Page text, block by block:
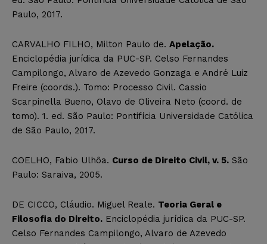
Paulo, 2017.
CARVALHO FILHO, Milton Paulo de. Apelação.
Enciclopédia jurídica da PUC-SP. Celso Fernandes
Campilongo, Alvaro de Azevedo Gonzaga e André Luiz
Freire (coords.). Tomo: Processo Civil. Cassio
Scarpinella Bueno, Olavo de Oliveira Neto (coord. de
tomo). 1. ed. São Paulo: Pontifícia Universidade Católica
de São Paulo, 2017.
COELHO, Fabio Ulhôa. Curso de Direito Civil, v. 5. São
Paulo: Saraiva, 2005.
DE CICCO, Cláudio. Miguel Reale. Teoria Geral e
Filosofia do Direito. Enciclopédia jurídica da PUC-SP.
Celso Fernandes Campilongo, Alvaro de Azevedo